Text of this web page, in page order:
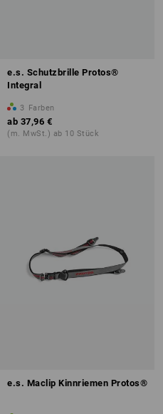
e.s. Schutzbrille Protos®
Integral
3 Farben
ab 37,96 €
(m. MwSt.) ab 10 Stück
e.s. Maclip Kinnriemen Protos®